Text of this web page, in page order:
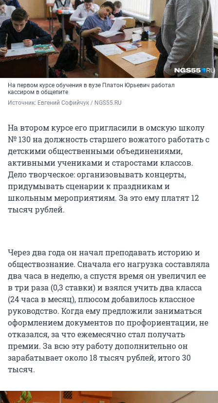
На первом курсе обучения в вузе Платон Юрьевич работал
кассиром в общепите
Источник: Евгений Софийчук / NGS55.RU
На втором курсе его пригласили в омскую школу
№ 130 на должность старшего вожатого работать с
детскими общественными объединениями,
активными учениками и старостами классов.
Дело творческое: организовывать концерты,
придумывать сценарии к праздникам и
школьным мероприятиям. За это ему платят 12
тысяч рублей.
Через два года он начал преподавать историю и
обществознание. Сначала его нагрузка составляла
два часа в неделю, а спустя время он увеличил ее
в три раза (0,3 ставки) и взялся учить два класса
(24 часа в месяц), плюсом добавилось классное
руководство. Когда ему предложили заниматься
оформлением документов по профориентации, не
отказался, за что ежемесячно стал получать
премии. За всю эту работу дополнительно он
зарабатывает около 18 тысяч рублей, итого 30
тысяч.